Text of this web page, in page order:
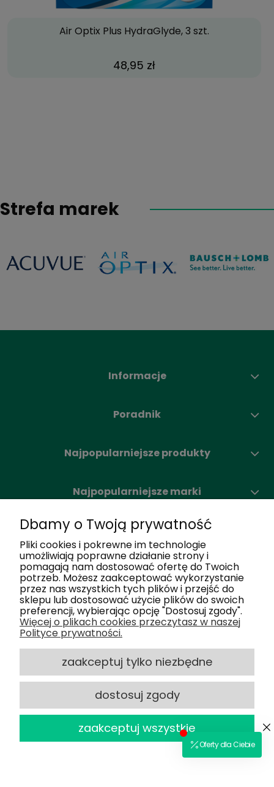
Air Optix Plus HydraGlyde, 3 szt.
48,95 zł
Strefa marek
Informacje
Poradnik
Najpopularniejsze produkty
Najpopularniejsze marki
Moje konto
Nasze salony
Dlaczego my
Obsługa klienta
2025 © Optiland.pl - Wszelkie Prawa
Sklep internetowy Shoper.pl
powered by
Dbamy o Twoją prywatność
Pliki cookies i pokrewne im technologie
umożliwiają poprawne działanie strony i
pomagają nam dostosować ofertę do Twoich
potrzeb. Możesz zaakceptować wykorzystanie
przez nas wszystkich tych plików i przejść do
sklepu lub dostosować użycie plików do swoich
preferencji, wybierając opcję "Dostosuj zgody".
Więcej o plikach cookies przeczytasz w naszej
Polityce prywatności.
zaakceptuj tylko niezbędne
dostosuj zgody
zaakceptuj wszystkie